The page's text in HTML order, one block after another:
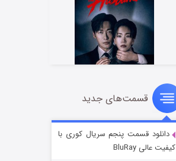
شوهر
قسمت۸ (زیرنویس) منتشر شد
قسمت‌های جدید
دانلود قسمت پنجم سریال کوری با
کیفیت عالی BluRay